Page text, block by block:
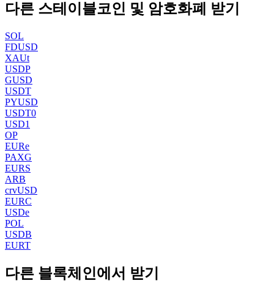
다른 스테이블코인 및 암호화폐 받기
SOL
FDUSD
XAUt
USDP
GUSD
USDT
PYUSD
USDT0
USD1
OP
EURe
PAXG
EURS
ARB
crvUSD
EURC
USDe
POL
USDB
EURT
다른 블록체인에서 받기